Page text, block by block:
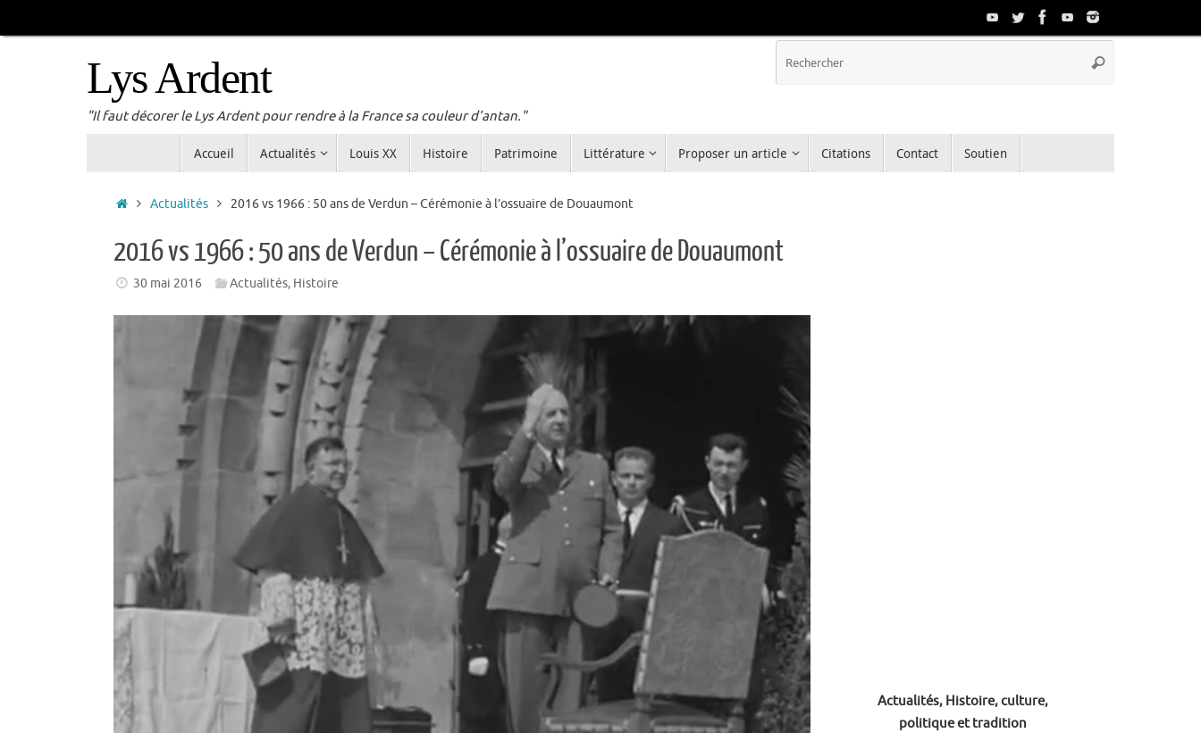
au
Lys Ardent
"Il faut décorer le Lys Ardent pour rendre à la France sa couleur d'antan."
Rechercher
Accueil Actualités Louis XX Histoire Patrimoine Littérature Proposer un article Citations Contact Soutien
Accueil
Actualités 2016 vs 1966 : 50 ans de Verdun – Cérémonie à l’ossuaire de Douaumont
2016 vs 1966 : 50 ans de Verdun – Cérémonie à l’ossuaire de Douaumont
30 mai 2016 Actualités, Histoire
Actualités, Histoire, culture,
politique et tradition